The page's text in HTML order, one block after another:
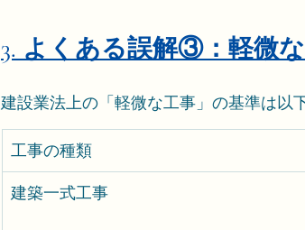
3. よくある誤解③：軽微
建設業法上の「軽微な工事」の基準は以
工事の種類
建築一式工事